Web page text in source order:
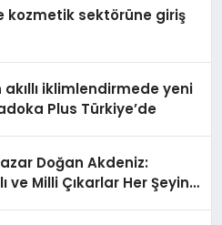
kozmetik sektörüne giriş
akıllı iklimlendirmede yeni
Plus Türkiye’de
Doğan Akdeniz:
ve Milli Çıkarlar Her Şeyin